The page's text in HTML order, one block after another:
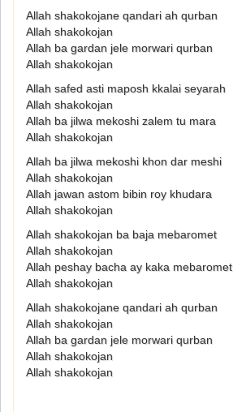
Allah shakokojane qandari ah qurban
Allah shakokojan
Allah ba gardan jele morwari qurban
Allah shakokojan
Allah safed asti maposh kkalai seyarah
Allah shakokojan
Allah ba jilwa mekoshi zalem tu mara
Allah shakokojan
Allah ba jilwa mekoshi khon dar meshi
Allah shakokojan
Allah jawan astom bibin roy khudara
Allah shakokojan
Allah shakokojan ba baja mebaromet
Allah shakokojan
Allah peshay bacha ay kaka mebaromet
Allah shakokojan
Allah shakokojane qandari ah qurban
Allah shakokojan
Allah ba gardan jele morwari qurban
Allah shakokojan
Allah shakokojan